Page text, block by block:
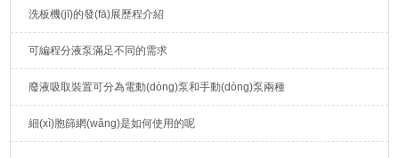
洗板機(jī)的發(fā)展歷程介紹
可編程分液泵滿足不同的需求
廢液吸取裝置可分為電動(dòng)泵和手動(dòng)泵兩種
細(xì)胞篩網(wǎng)是如何使用的呢